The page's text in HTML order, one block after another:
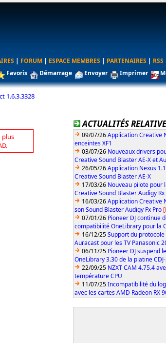
| FORUM | ESPACE MEMBRES | PARTENAIRES | RSS
Favoris Démarrage Envoyer Imprimer
1.6.3.3328
plus
ACTUALITÉS
09/07/26Application Creative
enceintes XF1
03/07/26 Nouveaux drivers
Creative Sound Blaster AE-X et
26/05/26Application Nexus
Creative Sound Blaster AE-X
17/03/26 Nouveau pilote pour
Creative Sound Blaster Audigy Rx
16/03/26Application Creative
son Sound Blaster Audigy Fx Pro
07/01/26 Pioneer DJ continue
compatibilité OneLibrary pour la
16/12/25Support du
Auracast pour les TV Panasonic
06/11/25 Pioneer DJ suspend
OneLibrary 3.30 de la platine
22/09/25 NZXT CAM 4.75.4
température CPU
11/07/25Incompatibilité du
avec les cartes AMD Radeon RX